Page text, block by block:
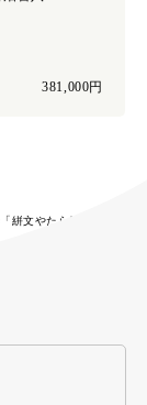
381,000円
絣文やたら縞」